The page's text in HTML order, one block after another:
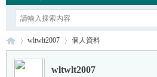
wltwlt2007 個人資料
wltwlt2007